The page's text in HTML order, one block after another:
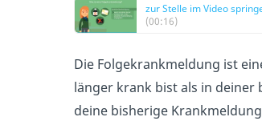
zur Stelle im Video
(00:16)
Die Folgekrankmeldung ist
länger krank bist als in deiner
deine bisherige